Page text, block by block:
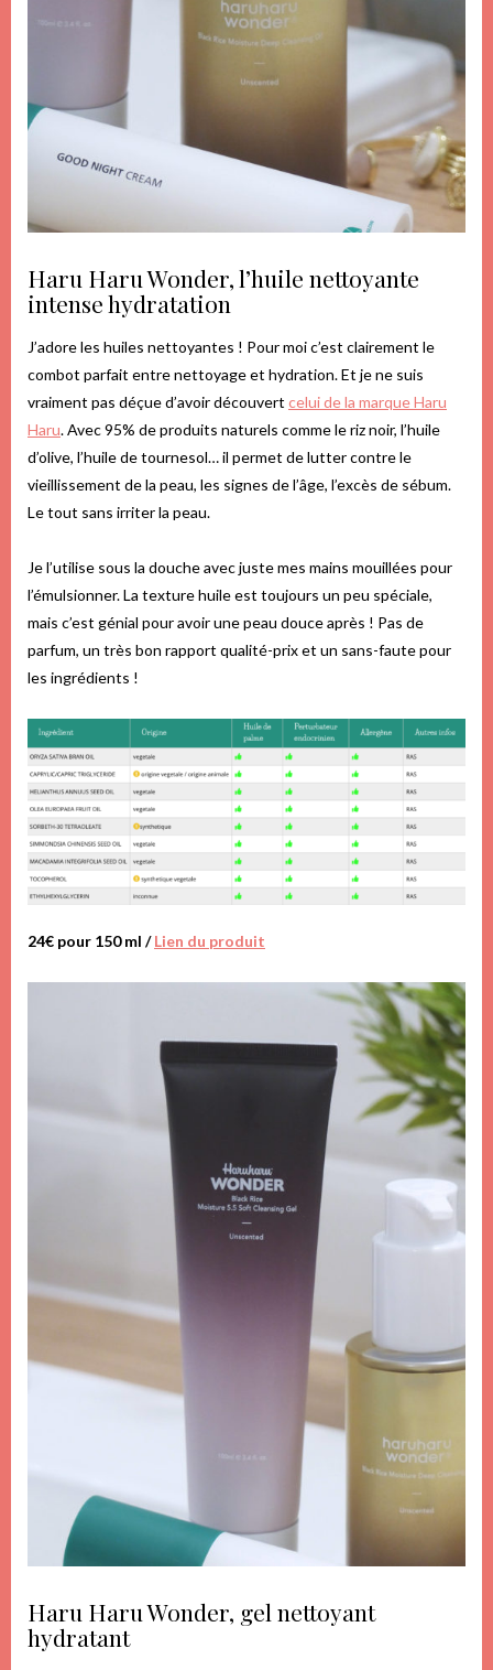
Haru Haru Wonder, l’huile nettoyante
intense hydratation
J’adore les huiles nettoyantes ! Pour moi c’est clairement le
combot parfait entre nettoyage et hydration. Et je ne suis
vraiment pas déçue d’avoir découvert celui de la marque Haru
Haru. Avec 95% de produits naturels comme le riz noir, l’huile
d’olive, l’huile de tournesol… il permet de lutter contre le
vieillissement de la peau, les signes de l’âge, l’excès de sébum.
Le tout sans irriter la peau.
Je l’utilise sous la douche avec juste mes mains mouillées pour
l’émulsionner. La texture huile est toujours un peu spéciale,
mais c’est génial pour avoir une peau douce après ! Pas de
parfum, un très bon rapport qualité-prix et un sans-faute pour
les ingrédients !
24€ pour 150 ml /Lien du produit
Haru Haru Wonder, gel nettoyant
hydratant